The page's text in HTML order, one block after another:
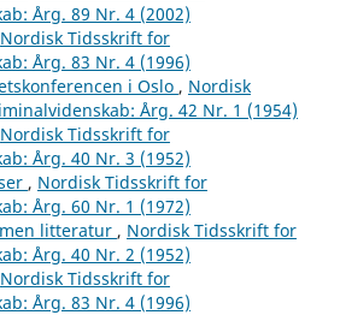
Årg. 89 Nr. 4 (2002)
Nordisk Tidsskrift for
Årg. 83 Nr. 4 (1996)
i Oslo , Nordisk
Årg. 42 Nr. 1 (1954)
Nordisk Tidsskrift for
Årg. 40 Nr. 3 (1952)
, Nordisk Tidsskrift for
Årg. 60 Nr. 1 (1972)
litteratur , Nordisk Tidsskrift for
Årg. 40 Nr. 2 (1952)
Nordisk Tidsskrift for
Årg. 83 Nr. 4 (1996)